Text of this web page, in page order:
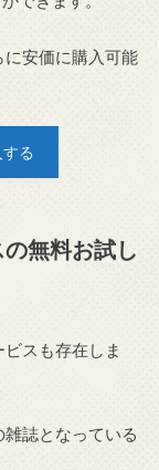
安価に購入可能
る
無料お試し
スも存在しま
誌となっている